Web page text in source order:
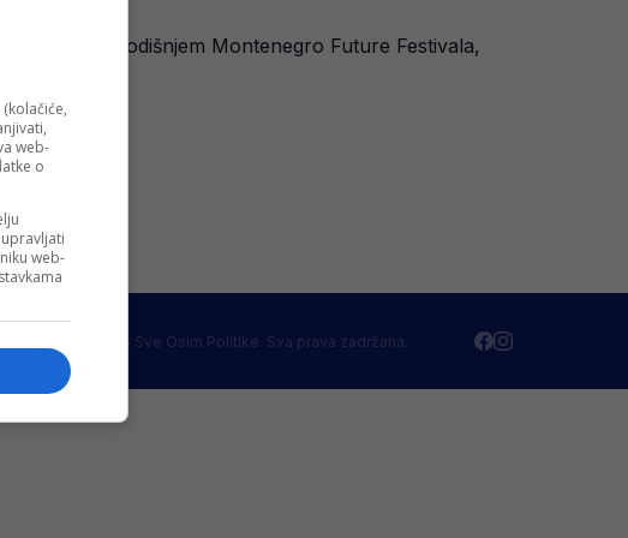
na ovogodišnjem Montenegro Future Festivala,
© 2026 Sve Osim Politike. Sva prava zadržana.
web-
o
web-